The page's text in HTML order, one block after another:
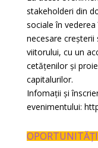
stakeholderi din
sociale în
necesare
viitorului, cu un
cetățenilor și
capitalurilor.
Infomații și
evenimentului: